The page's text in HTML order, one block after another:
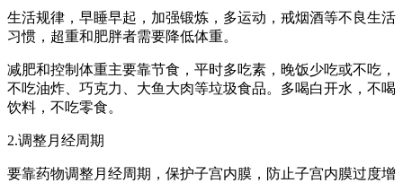
生活规律，早睡早起，加强锻炼，多运动，戒烟酒等不良生活
习惯，超重和肥胖者需要降低体重。
减肥和控制体重主要靠节食，平时多吃素，晚饭少吃或不吃，
不吃油炸、巧克力、大鱼大肉等垃圾食品。多喝白开水，不喝
饮料，不吃零食。
2.调整月经周期
要靠药物调整月经周期，保护子宫内膜，防止子宫内膜过度增